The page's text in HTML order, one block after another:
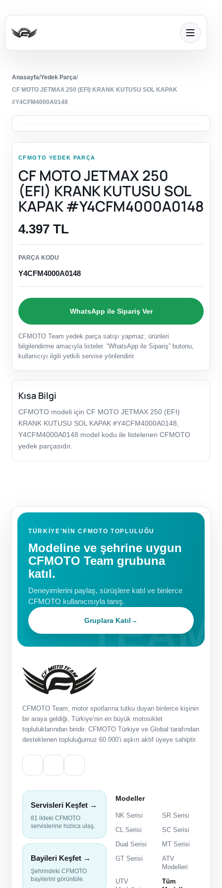
Anasayfa/Yedek Parça/
CF MOTO JETMAX 250 (EFI) KRANK KUTUSU SOL KAPAK
#Y4CFM4000A0148
CFMOTO YEDEK PARÇA
CF MOTO JETMAX 250
(EFI) KRANK KUTUSU SOL
KAPAK #Y4CFM4000A0148
4.397 TL
PARÇA KODU
Y4CFM4000A0148
WhatsApp ile Sipariş Ver
CFMOTO Team yedek parça satışı yapmaz; ürünleri
bilgilendirme amacıyla listeler. “WhatsApp ile Sipariş” butonu,
kullanıcıyı ilgili yetkili servise yönlendirir.
Kısa Bilgi
CFMOTO modeli için CF MOTO JETMAX 250 (EFI)
KRANK KUTUSU SOL KAPAK #Y4CFM4000A0148,
Y4CFM4000A0148 model kodu ile listelenen CFMOTO
yedek parçasıdır.
TÜRKIYE'NIN CFMOTO TOPLULUĞU
Modeline ve şehrine uygun
CFMOTO Team grubuna
katıl.
Deneyimlerini paylaş, sürüşlere katıl ve binlerce
CFMOTO kullanıcısıyla tanış.
Gruplara Katıl→
CFMOTO Team, motor sporlarına tutku duyan binlerce kişinin
bir araya geldiği, Türkiye’nin en büyük motosiklet
topluluklarından biridir. CFMOTO Türkiye ve Global tarafından
desteklenen topluluğumuz 60.000’i aşkın aktif üyeye sahiptir.
Servisleri Keşfet →
81 ildeki CFMOTO
servislerine hızlıca ulaş.
Bayileri Keşfet →
Şehrindeki CFMOTO
bayilerini görüntüle.
Modeller
NK Serisi
SR Serisi
CL Serisi
SC Serisi
Dual Serisi
MT Serisi
GT Serisi
ATV
Modelleri
UTV
Tüm